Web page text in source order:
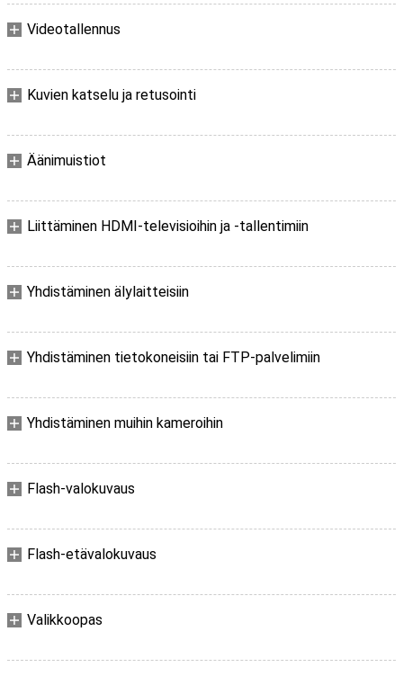
Videotallennus
Kuvien katselu ja retusointi
Äänimuistiot
Liittäminen HDMI-televisioihin ja -tallentimiin
Yhdistäminen älylaitteisiin
Yhdistäminen tietokoneisiin tai FTP-palvelimiin
Yhdistäminen muihin kameroihin
Flash-valokuvaus
Flash-etävalokuvaus
Valikkoopas